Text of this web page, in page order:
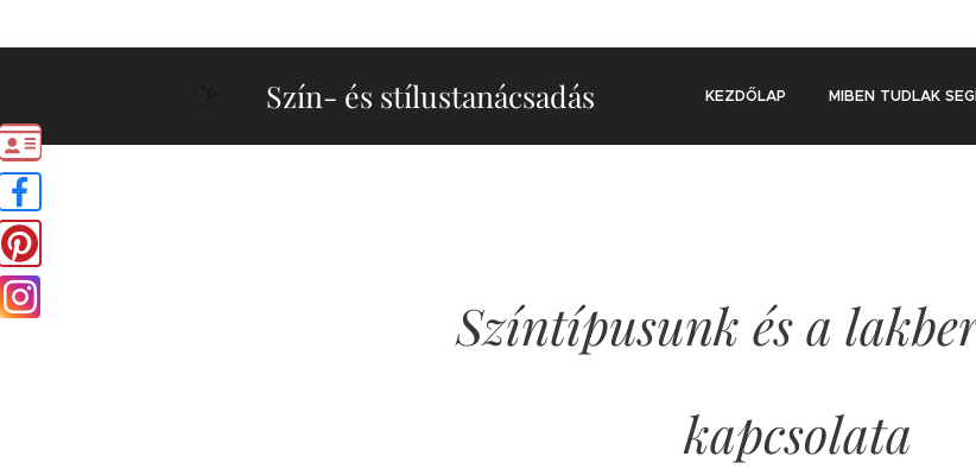
Szín- és stílustanácsadás KEZDŐLAP MIBEN TUDLAK
Színtípusunk és a
kapcsolata